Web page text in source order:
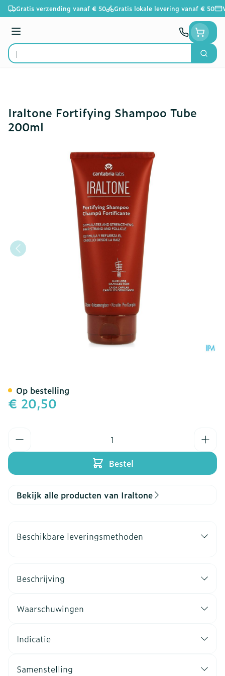
Ga naar de inhoud
Gratis verzending vanaf € 50 Gratis lokale levering vanaf € 50
Menu
Product, merk, categorie...
Zoek
Iraltone Fortifying Shampoo Tube
200ml
€ 20,50
Bestel
Op bestelling
Bekijk alle producten van Iraltone
Beschikbare leveringsmethoden
Beschrijving
Waarschuwingen
Indicatie
Samenstelling